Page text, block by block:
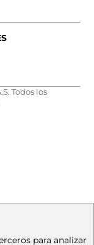
Todos los
para analizar